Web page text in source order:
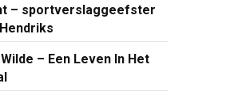
– sportverslaggeefster
– Een Leven In Het